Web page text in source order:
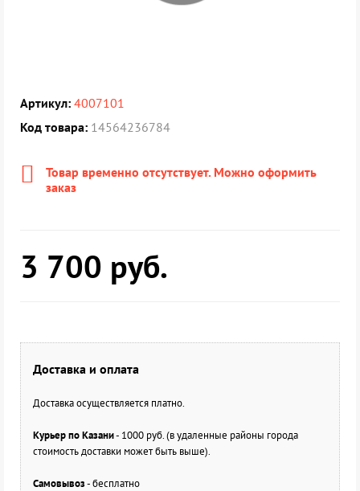
Артикул: 4007101
Код товара: 14564236784
Товар временно отсутствует. Можно оформить
заказ
3 700 руб.
Доставка и оплата
Доставка осуществляется платно.
Курьер по Казани- 1000 руб. (в удаленные районы города
стоимость доставки может быть выше).
Самовывоз- бесплатно